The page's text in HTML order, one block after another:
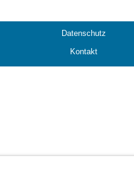
Datenschutz
Kontakt